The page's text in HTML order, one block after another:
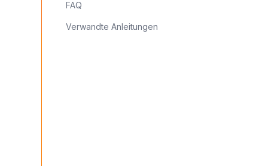
FAQ
Verwandte Anleitungen